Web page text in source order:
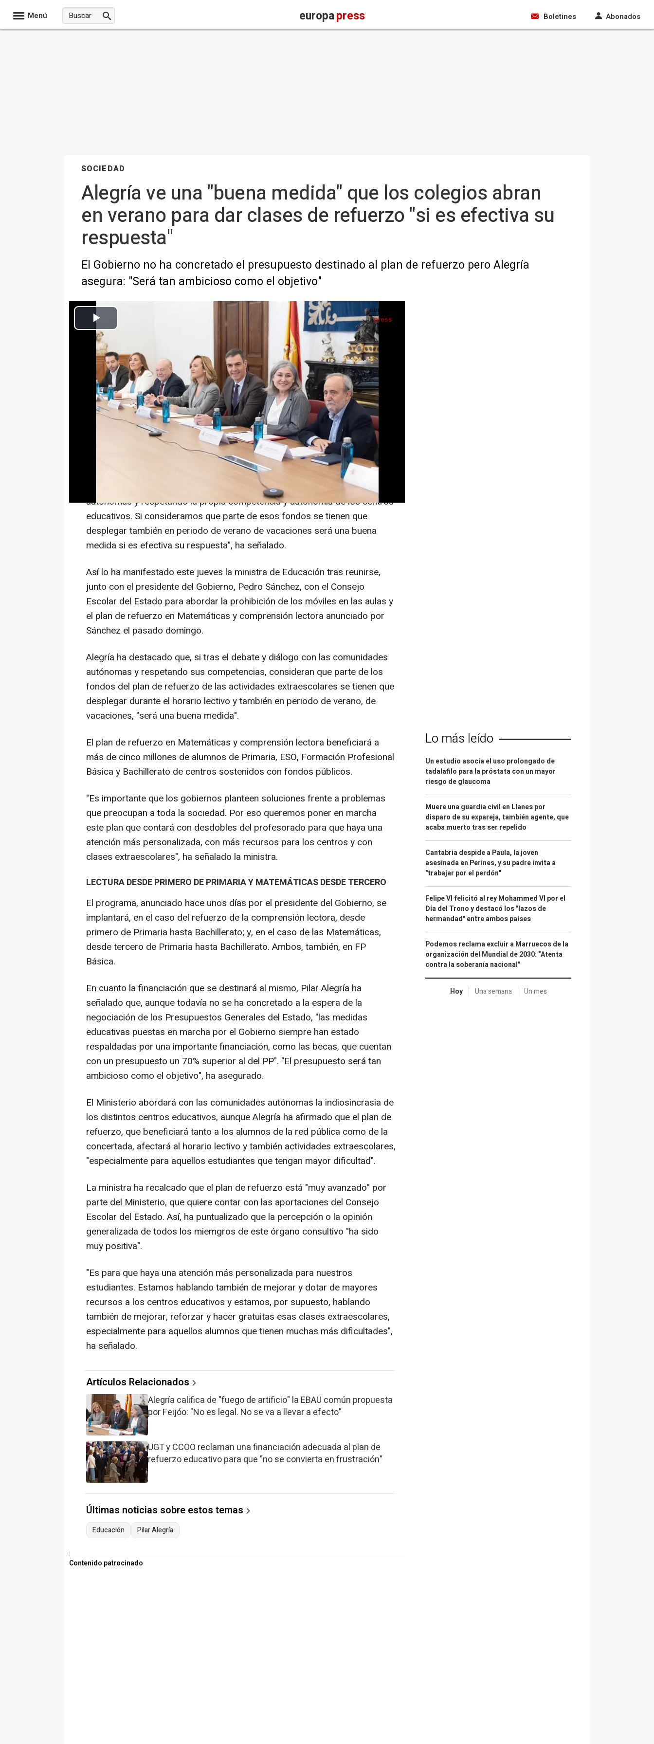
Menú europapress Boletines Abonados
SOCIEDAD
Alegría ve una "buena medida" que los colegios abran
en verano para dar clases de refuerzo "si es efectiva su
respuesta"
El Gobierno no ha concretado el presupuesto destinado al plan de refuerzo pero Alegría
asegura: "Será tan ambicioso como el objetivo"
La ministra de Educación, Formación Profesional y Deportes, Pilar Alegría (4i), el presidente del Gobierno, Pedro Sánchez (3d), y la presidenta de la
Comisión Permanente del Consejo Escolar del Estado, Encarna Cuenca (2d), - Eduardo Parra - Europa Press
Europa Press Sociedad
Actualizado: jueves, 25 enero 2024 15:04 Abrir opciones para compartir
Seguir en
MADRID, 25 (EUROPA PRESS)
La ministra de Educación, Formación Profesional y Deportes, Pilar Alegría,
ha señalado que desplegar el plan de refuerzo en Matemáticas y
comprensión lectora durante el verano además de en horario lectivo será
"una buena medida si es efectiva su respuesta".
"Este Gobierno va a aportar ese plan con las medidas importantes,
evidentemente con el respeto hacia las competencias de las comunidades
autónomas y respetando la propia competencia y autonomía de los centros
educativos. Si consideramos que parte de esos fondos se tienen que
desplegar también en periodo de verano de vacaciones será una buena
medida si es efectiva su respuesta", ha señalado.
Así lo ha manifestado este jueves la ministra de Educación tras reunirse,
junto con el presidente del Gobierno, Pedro Sánchez, con el Consejo
Escolar del Estado para abordar la prohibición de los móviles en las aulas y
el plan de refuerzo en Matemáticas y comprensión lectora anunciado por
Sánchez el pasado domingo.
Alegría ha destacado que, si tras el debate y diálogo con las comunidades
autónomas y respetando sus competencias, consideran que parte de los
fondos del plan de refuerzo de las actividades extraescolares se tienen que
desplegar durante el horario lectivo y también en periodo de verano, de
vacaciones, "será una buena medida".
El plan de refuerzo en Matemáticas y comprensión lectora beneficiará a
más de cinco millones de alumnos de Primaria, ESO, Formación Profesional
Básica y Bachillerato de centros sostenidos con fondos públicos.
"Es importante que los gobiernos planteen soluciones frente a problemas
que preocupan a toda la sociedad. Por eso queremos poner en marcha
este plan que contará con desdobles del profesorado para que haya una
atención más personalizada, con más recursos para los centros y con
clases extraescolares", ha señalado la ministra.
LECTURA DESDE PRIMERO DE PRIMARIA Y MATEMÁTICAS DESDE TERCERO
El programa, anunciado hace unos días por el presidente del Gobierno, se
implantará, en el caso del refuerzo de la comprensión lectora, desde
primero de Primaria hasta Bachillerato; y, en el caso de las Matemáticas,
desde tercero de Primaria hasta Bachillerato. Ambos, también, en FP
Básica.
En cuanto la financiación que se destinará al mismo, Pilar Alegría ha
señalado que, aunque todavía no se ha concretado a la espera de la
negociación de los Presupuestos Generales del Estado, "las medidas
educativas puestas en marcha por el Gobierno siempre han estado
respaldadas por una importante financiación, como las becas, que cuentan
con un presupuesto un 70% superior al del PP". "El presupuesto será tan
ambicioso como el objetivo", ha asegurado.
El Ministerio abordará con las comunidades autónomas la indiosincrasia de
los distintos centros educativos, aunque Alegría ha afirmado que el plan de
refuerzo, que beneficiará tanto a los alumnos de la red pública como de la
concertada, afectará al horario lectivo y también actividades extraescolares,
"especialmente para aquellos estudiantes que tengan mayor dificultad".
La ministra ha recalcado que el plan de refuerzo está "muy avanzado" por
parte del Ministerio, que quiere contar con las aportaciones del Consejo
Escolar del Estado. Así, ha puntualizado que la percepción o la opinión
generalizada de todos los miemgros de este órgano consultivo "ha sido
muy positiva".
"Es para que haya una atención más personalizada para nuestros
estudiantes. Estamos hablando también de mejorar y dotar de mayores
recursos a los centros educativos y estamos, por supuesto, hablando
también de mejorar, reforzar y hacer gratuitas esas clases extraescolares,
especialmente para aquellos alumnos que tienen muchas más dificultades",
ha señalado.
Artículos Relacionados
Alegría califica de "fuego de artificio" la EBAU común propuesta
por Feijóo: "No es legal. No se va a llevar a efecto"
UGT y CCOO reclaman una financiación adecuada al plan de
refuerzo educativo para que "no se convierta en frustración"
Últimas noticias sobre estos temas
Educación Pilar Alegría
Contenido patrocinado
Lo más leído
Un estudio asocia el uso prolongado de
tadalafilo para la próstata con un mayor
riesgo de glaucoma
Muere una guardia civil en Llanes por
disparo de su expareja, también agente, que
acaba muerto tras ser repelido
Cantabria despide a Paula, la joven
asesinada en Perines, y su padre invita a
"trabajar por el perdón"
Felipe VI felicitó al rey Mohammed VI por el
Día del Trono y destacó los "lazos de
hermandad" entre ambos países
Podemos reclama excluir a Marruecos de la
organización del Mundial de 2030: "Atenta
contra la soberanía nacional"
Hoy Una semana Un mes